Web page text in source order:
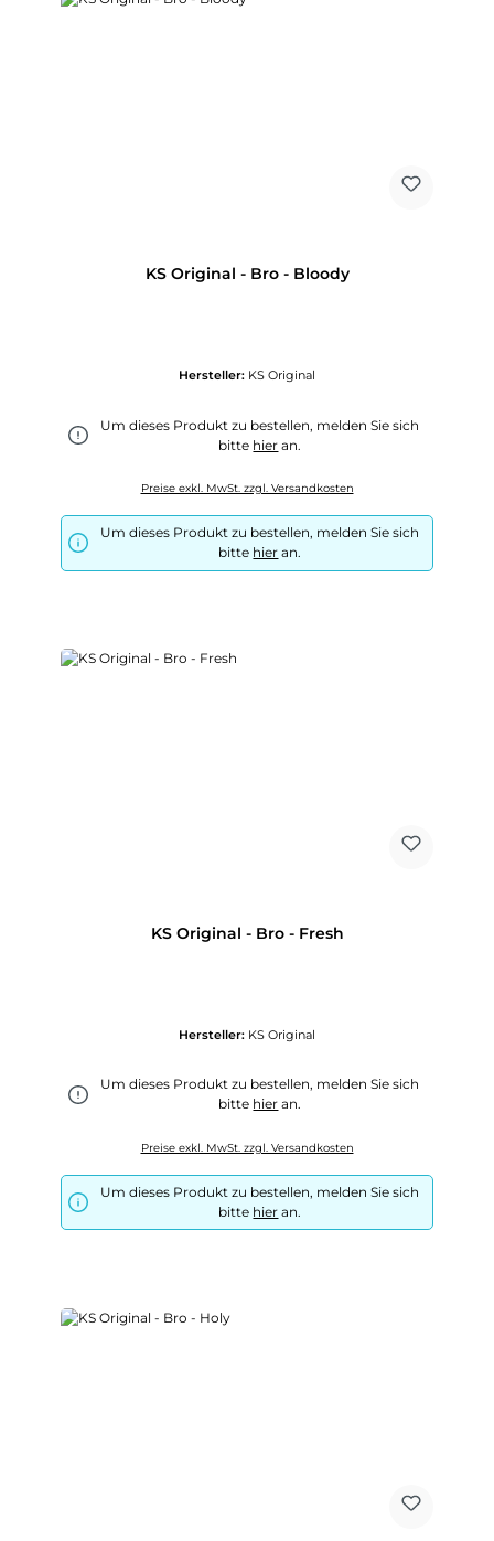
KS Original - Bro - Bloody
Hersteller: KS Original
Um dieses Produkt zu bestellen, melden Sie sich
bitte hier an.
Preise exkl. MwSt. zzgl. Versandkosten
Um dieses Produkt zu bestellen, melden Sie sich
bitte hier an.
KS Original - Bro - Fresh
Hersteller: KS Original
Um dieses Produkt zu bestellen, melden Sie sich
bitte hier an.
Preise exkl. MwSt. zzgl. Versandkosten
Um dieses Produkt zu bestellen, melden Sie sich
bitte hier an.